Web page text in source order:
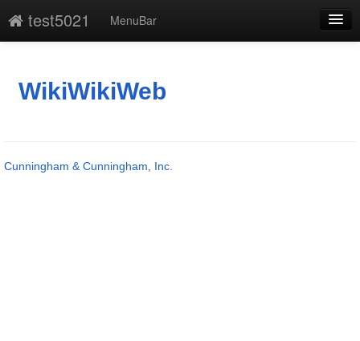
test5021
MenuBar
添付
WikiWikiWeb
Cunningham & Cunningham, Inc.